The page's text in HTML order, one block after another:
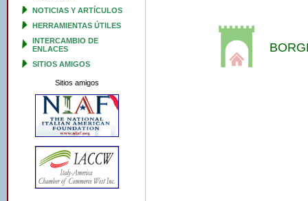
NOTICIAS Y ARTÍCULOS
HERRAMIENTAS ÚTILES
INTERCAMBIO DE
ENLACES
SITIOS AMIGOS
Sitios amigos